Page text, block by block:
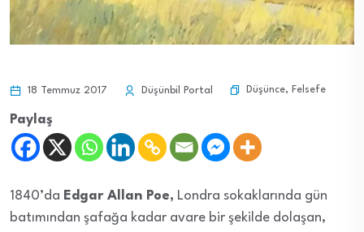
18 Temmuz 2017 Düşünbil Portal Düşünce, Felsefe
Paylaş
1840’da Edgar Allan Poe, Londra sokaklarında gün
batımından şafağa kadar avare bir şekilde dolaşan,